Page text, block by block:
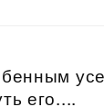
его....